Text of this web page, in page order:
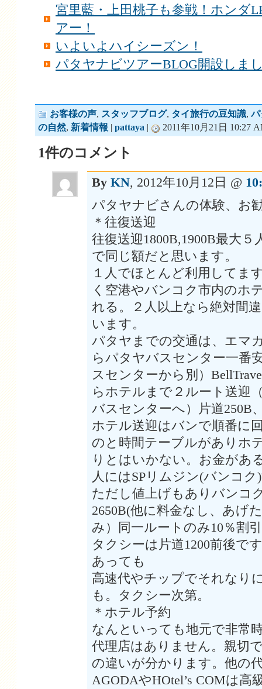
宮里藍・上田桃子も参戦！ホンダ
アー！
いよいよハイシーズン！
パタヤナビツアーBLOG開設しま
お客様の声, スタッフブログ, タイ旅行の豆知識,パ
の自然, 新着情報 | pattaya | 2011年10月21日 10:27
1件のコメント
By KN, 2012年10月12日 @
パタヤナビさんの体験、お
＊往復送迎
往復送迎1800B,1900B最大
で同じ額だと思います。
１人でほとんど利用してま
く空港やバンコク市内のホ
れる。２人以上なら絶対間
います。
パタヤまでの交通は、エマ
らパタヤバスセンター一番
スセンターから別）
らホテルまで２ルート送迎
バスセンターへ）片道250B
ホテル送迎はバンで順番に
のと時間テーブルがありホ
りとはいかない。お金があ
人にはSPリムジン(バンコ
ただし値上げもありバンコ
2650B(他に料金なし、あげ
み）同一ルートのみ10％割
タクシーは片道1200前後で
あっても
高速代やチップでそれなり
も。タクシー次第。
＊ホテル予約
なんといっても地元で非常
代理店はありません。親切
の違いが分かります。他の
AGODAやHOtel’s COMは高